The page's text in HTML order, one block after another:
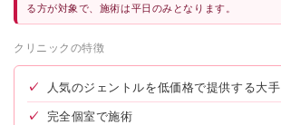
る方が対象で、施術は平日のみとなります。
クリニックの特徴
✓ 人気のジェントルを低価格で提供する大手
✓ 完全個室で施術